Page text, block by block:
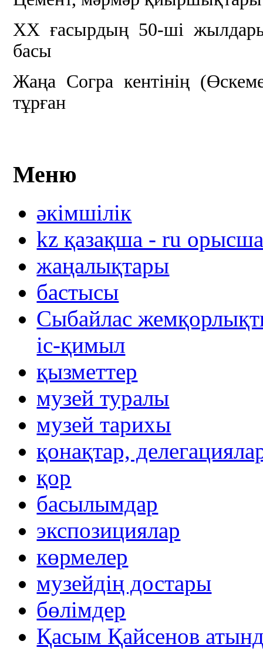
ХХ ғасырдың 50-ші
басы
Жаңа Согра кентінің
тұрған
Меню
әкімшілік
kz қазақша - ru
жаңалықтары
бастысы
Сыбайлас
іс-қимыл
қызметтер
музей туралы
музей тарихы
қонақтар,
қор
басылымдар
экспозициялар
көрмелер
музейдің достары
бөлімдер
Қасым Қайсенов